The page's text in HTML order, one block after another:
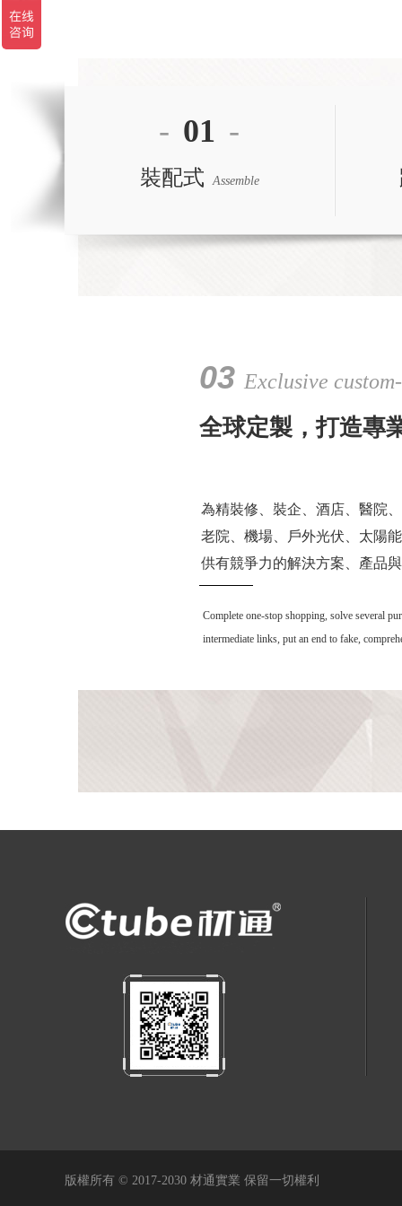
- 01 -
裝配式 Assemble
03 Exclusive
全球定製，打造專
為精裝修、裝企、酒店、醫院
老院、機場、戶外光伏、太陽
供有競爭力的解決方案、產品
Complete one-stop shopping, solve several
intermediate links, put an end to fake,
版權所有 © 2017-2030 材通實業 保留一切權利